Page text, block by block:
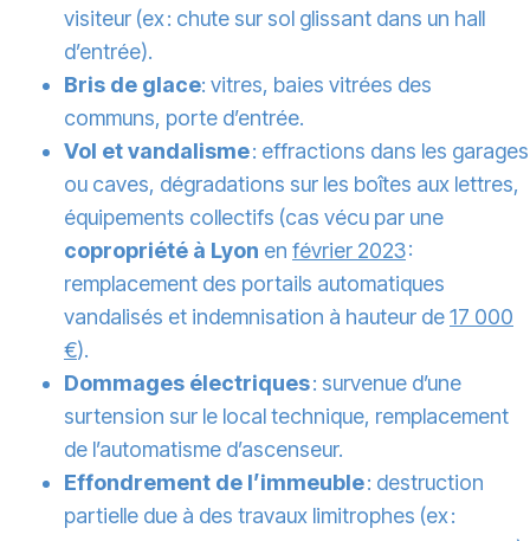
visiteur (ex : chute sur sol glissant dans un hall
d’entrée).
Bris de glace: vitres, baies vitrées des
communs, porte d’entrée.
Vol et vandalisme: effractions dans les garages
ou caves, dégradations sur les boîtes aux lettres,
équipements collectifs (cas vécu par une
copropriété à Lyon en février 2023:
remplacement des portails automatiques
vandalisés et indemnisation à hauteur de17 000
€).
Dommages électriques: survenue d’une
surtension sur le local technique, remplacement
de l’automatisme d’ascenseur.
Effondrement de l’immeuble: destruction
partielle due à des travaux limitrophes (ex :